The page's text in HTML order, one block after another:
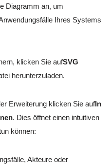
Diagramm an, um
Ihres Systems
klicken Sie aufSVG
herunterzuladen.
Erweiterung klicken Sie aufIn
. Dies öffnet einen intuitiven
können:
Akteure oder